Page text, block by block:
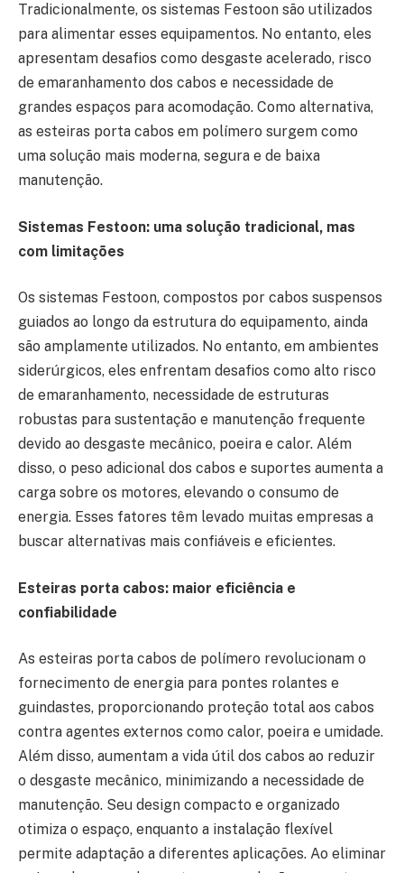
Tradicionalmente, os sistemas Festoon são utilizados
para alimentar esses equipamentos. No entanto, eles
apresentam desafios como desgaste acelerado, risco
de emaranhamento dos cabos e necessidade de
grandes espaços para acomodação. Como alternativa,
as esteiras porta cabos em polímero surgem como
uma solução mais moderna, segura e de baixa
manutenção.
Sistemas Festoon: uma solução tradicional, mas
com limitações
Os sistemas Festoon, compostos por cabos suspensos
guiados ao longo da estrutura do equipamento, ainda
são amplamente utilizados. No entanto, em ambientes
siderúrgicos, eles enfrentam desafios como alto risco
de emaranhamento, necessidade de estruturas
robustas para sustentação e manutenção frequente
devido ao desgaste mecânico, poeira e calor. Além
disso, o peso adicional dos cabos e suportes aumenta a
carga sobre os motores, elevando o consumo de
energia. Esses fatores têm levado muitas empresas a
buscar alternativas mais confiáveis e eficientes.
Esteiras porta cabos: maior eficiência e
confiabilidade
As esteiras porta cabos de polímero revolucionam o
fornecimento de energia para pontes rolantes e
guindastes, proporcionando proteção total aos cabos
contra agentes externos como calor, poeira e umidade.
Além disso, aumentam a vida útil dos cabos ao reduzir
o desgaste mecânico, minimizando a necessidade de
manutenção. Seu design compacto e organizado
otimiza o espaço, enquanto a instalação flexível
permite adaptação a diferentes aplicações. Ao eliminar